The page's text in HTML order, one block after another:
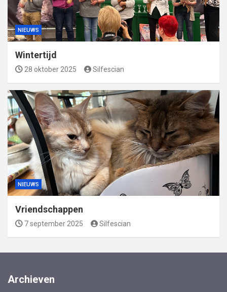
NIEUWS
Wintertijd
28 oktober 2025 Silfescian
NIEUWS
Vriendschappen
7 september 2025 Silfescian
Archieven